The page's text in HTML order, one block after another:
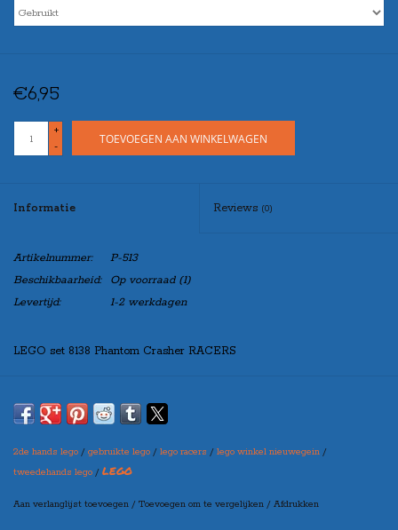
€6,95
+
-
TOEVOEGEN AAN WINKELWAGEN
Informatie Reviews (0)
Artikelnummer:
P-513
Beschikbaarheid:
Op voorraad(1)
Levertijd:
1-2 werkdagen
LEGO set 8138 Phantom Crasher RACERS
Indien u de set “zonder doos” besteld, zal de set netjes verpakt worden
Maak bovenaan uw selectie in welke variant u de set wilt
2de hands lego / gebruikte lego / lego racers / lego winkel nieuwegein /
tweedehands lego / LEGO
Aan verlanglijst toevoegen / Toevoegen om te vergelijken / Afdrukken